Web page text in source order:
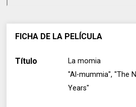
FICHA DE LA PELÍCULA
Título
La momia
"Al-mummia", "The
Years"